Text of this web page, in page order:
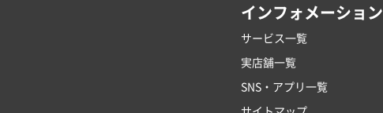
インフォメーション
サービス一覧
実店舗一覧
SNS・アプリ一覧